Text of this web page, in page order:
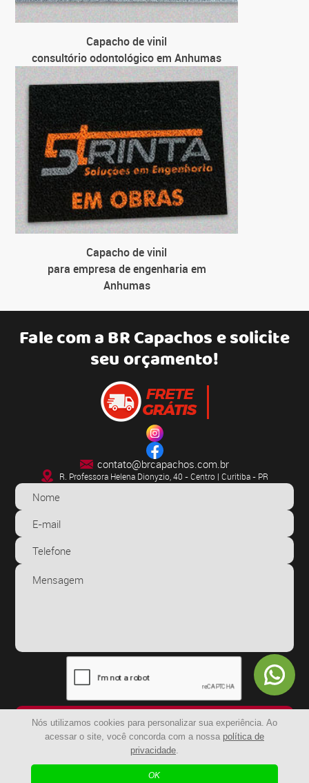
Nós utilizamos cookies para personalizar sua experiência. Ao
acessar o site, você concorda com a nossa política de
privacidade.
OK
Capacho de vinil
consultório odontológico em Anhumas
Capacho de vinil
para empresa de engenharia em
Anhumas
Fale com aBR Capachose solicite
seu orçamento!
contato@brcapachos.com.br
R. Professora Helena Dionyzio, 40 - Centro | Curitiba - PR
ENVIAR